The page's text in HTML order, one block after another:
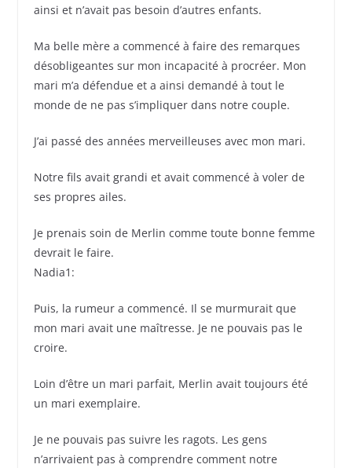
ainsi et n’avait pas besoin d’autres enfants.
Ma belle mère a commencé à faire des remarques
désobligeantes sur mon incapacité à procréer. Mon
mari m’a défendue et a ainsi demandé à tout le
monde de ne pas s’impliquer dans notre couple.
J’ai passé des années merveilleuses avec mon mari.
Notre fils avait grandi et avait commencé à voler de
ses propres ailes.
Je prenais soin de Merlin comme toute bonne femme
devrait le faire.
Nadia1:
Puis, la rumeur a commencé. Il se murmurait que
mon mari avait une maîtresse. Je ne pouvais pas le
croire.
Loin d’être un mari parfait, Merlin avait toujours été
un mari exemplaire.
Je ne pouvais pas suivre les ragots. Les gens
n’arrivaient pas à comprendre comment notre